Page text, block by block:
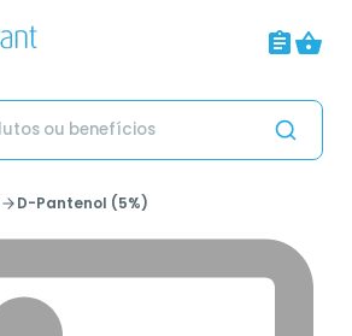
D-Pantenol (5%)